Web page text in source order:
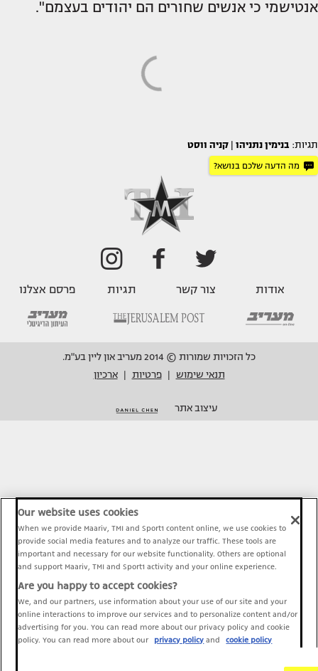
אנטישמי כי אנשים שחורים הם יהודים בעצמם".
תגיות: בנימין נתניהו קניה ווסט
מה הדעה שלכם בנושא?
אודות צור קשר תגיות פרסם אצלנו
כל הזכויות שמורות © 2014 מעריב און ליין בע"מ.
תנאי שימוש
פרטיות ארכיון
עיצוב אתר
Our website uses cookies
When we provide Maariv, TMI and Sport1 content online, we use cookies to
provide social media features and to analyze our traffic. These tools are
important and necessary for our website functionality. Others are optional
and support Maariv, TMI and Sport1 activity and your online experience.
Are you happy to accept cookies?
We, and our partners, use information about your use of our site and your
online interactions to improve our services and to personalize content and/or
advertising for you. You can read more about our privacy policy and cookie
policy. You can read more about our
privacy policy and cookie policy